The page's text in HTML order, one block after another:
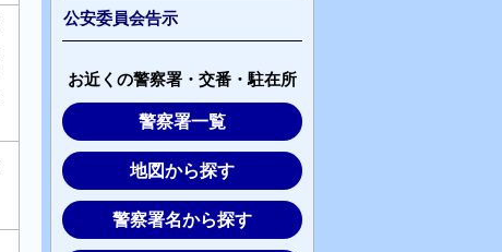
公安委員会告示
お近くの警察署・交番・駐在所
警察署一覧
地図から探す
警察署名から探す